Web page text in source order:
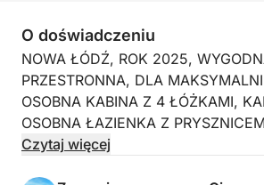
O doświadczeniu
NOWA ŁÓDŹ, ROK 2025,
PRZESTRONNA, DLA
OSOBNA KABINA Z 4 ŁÓŻKAMI,
OSOBNA ŁAZIENKA Z
KAFEJKA (DO UŻYTKU TYLKO NA
Czytaj więcej